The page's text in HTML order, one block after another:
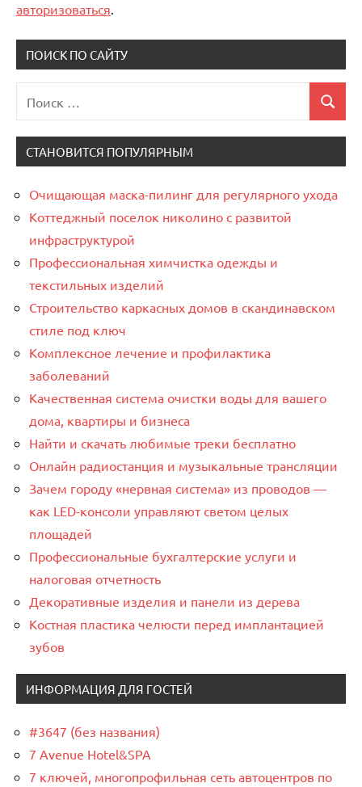
авторизоваться.
ПОИСК ПО САЙТУ
для:
Поиск
СТАНОВИТСЯ ПОПУЛЯРНЫМ
Очищающая маска-пилинг для регулярного ухода
Коттеджный поселок николино с развитой
инфраструктурой
Профессиональная химчистка одежды и
текстильных изделий
Строительство каркасных домов в скандинавском
стиле под ключ
Комплексное лечение и профилактика
заболеваний
Качественная система очистки воды для вашего
дома, квартиры и бизнеса
Найти и скачать любимые треки бесплатно
Онлайн радиостанция и музыкальные трансляции
Зачем городу «нервная система» из проводов —
как LED-консоли управляют светом целых
площадей
Профессиональные бухгалтерские услуги и
налоговая отчетность
Декоративные изделия и панели из дерева
Костная пластика челюсти перед имплантацией
зубов
ИНФОРМАЦИЯ ДЛЯ ГОСТЕЙ
#3647 (без названия)
7 Avenue Hotel&SPA
7 ключей, многопрофильная сеть автоцентров по